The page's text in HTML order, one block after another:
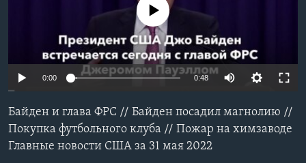
СОЦИАЛЬНЫЕ СЕТИ
Языки
No media source currently available
0:00 0:48
Байден и глава ФРС // Байден посадил магнолию //
Покупка футбольного клуба // Пожар на химзаводе
Главные новости США за 31 мая 2022